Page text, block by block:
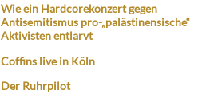
Wie ein Hardcorekonzert gegen
Antisemitismus pro-„palästinensische“
Aktivisten entlarvt
Coffins live in Köln
Der Ruhrpilot